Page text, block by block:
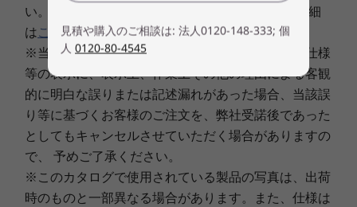
堅牢なセキュリティー
指紋センサーを選択すると、指のタッチですばや
くログインすることができます。また、TCG V2.0
準拠のセキュリティーチップ（TPM）を内蔵。ビ
ジネスに堅牢なセキュリティーを提供します。
い。 「出荷予定日」と「ご決済日」に関しての詳細
はこちら。
※当サイトに記載された製品・サービスの価格、仕様
等の表示に、表示上、作業上その他の理由による客観
的に明白な誤りまたは記述漏れがあった場合、当該誤
り等に基づくお客様のご注文を、弊社受諾後であった
としてもキャンセルさせていただく場合がありますの
で、 予めご了承ください。
※このカタログで使用されている製品の写真は、出荷
時のものと一部異なる場合があります。また、仕様は
見積や購入のご相談は: 法人0120-148-333; 個
人 0120-80-4545